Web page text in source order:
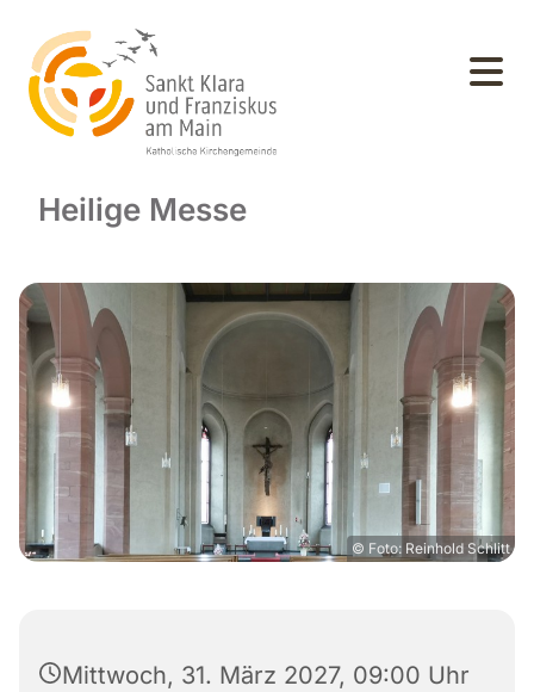
Heilige Messe
© Foto: Reinhold Schlitt
Mittwoch, 31. März 2027, 09:00 Uhr